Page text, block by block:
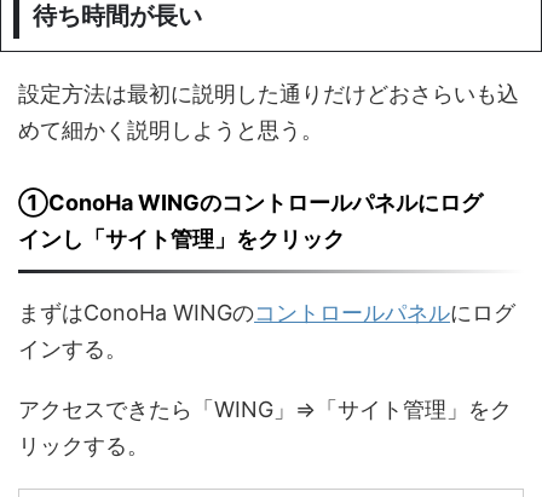
待ち時間が長い
設定方法は最初に説明した通りだけどおさらいも込
めて細かく説明しようと思う。
①ConoHa WINGのコントロールパネルにログ
インし「サイト管理」をクリック
まずはConoHa WINGのコントロールパネルにログ
インする。
アクセスできたら「WING」⇒「サイト管理」をク
リックする。